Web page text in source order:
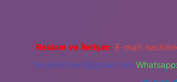
Reklam ve İletişim: E-mail:
forumhizmeti@gmail.com